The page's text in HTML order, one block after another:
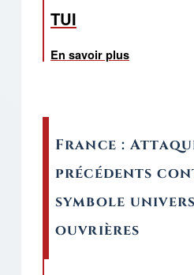
TUI
En savoir plus
France :
précédents
symbole
ouvrières